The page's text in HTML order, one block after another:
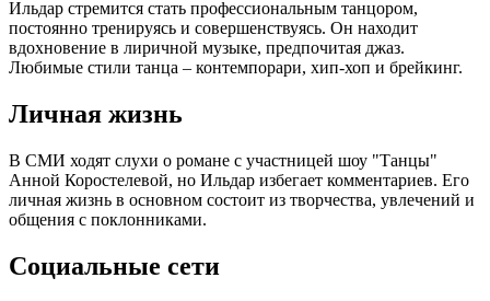
Ильдар стремится стать профессиональным танцором,
постоянно тренируясь и совершенствуясь. Он находит
вдохновение в лиричной музыке, предпочитая джаз.
Любимые стили танца – контемпорари, хип-хоп и брейкинг.
Личная жизнь
В СМИ ходят слухи о романе с участницей шоу "Танцы"
Анной Коростелевой, но Ильдар избегает комментариев. Его
личная жизнь в основном состоит из творчества, увлечений и
общения с поклонниками.
Социальные сети